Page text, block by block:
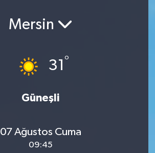
Mersin
31 °
Güneşli
07 Ağustos Cuma
09:45